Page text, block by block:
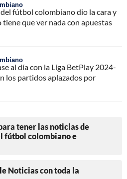
fútbol colombiano dio la cara y
tiene que ver nada con apuestas
al día con la Liga BetPlay 2024-
los partidos aplazados por
tener las noticias de
fútbol colombiano e
Noticias con toda la